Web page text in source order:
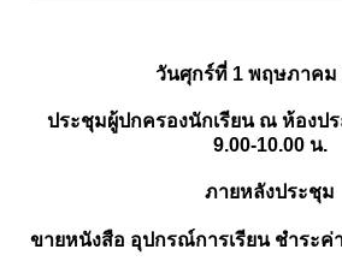
วันศุกร์ที่ 1 พฤษภาคม
ประชุมผู้ปกครองนักเรียน ณ ห้องปร
9.00-10.00 น.
ภายหลังประชุม
ขายหนังสือ อุปกรณ์การเรียน ชำระค่